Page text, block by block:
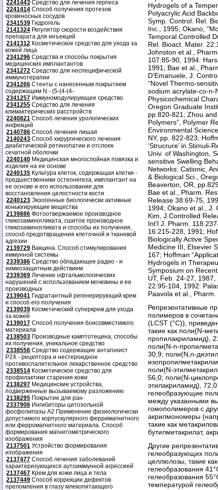
2241443 Средство для лечения герпеса
2241414 Способ получения протезов
кровеносных сосудов
2341539 Гидрогель
2141324 Регулятор скорости воздействия
препарата для инъекций
2141312 Косметическое средство для ухода за
кожей лица
2341296 Средства и способы покрытия
медицинских имплантантов
2341272 Средство для неспецифической
иммунотерапии
2341266 Стенты с нанесенным покрытием
содержащим N - (5-(4-(4-
2341257 Иммуномодулирующее средство
2341255 Средство для лечения
климактерических расстройств
2240821 Способ лечения урологических
инфекций
2140786 Способ лечения лишая
2140243 Способ хирургического лечения
диабетической ретинопатии и отслоек
сечатной оболочки
2240140 Медицинская многослойная повязка и
изделия на ее основе
2240135 Культура клеток, содержащая клетки -
предшественники остеонегеза, имплантант на
ее основе и его использование для
восстановления целостности кости
2240123 Экзогенные биологически активные
коньюгирующие вещества
2139886 Фотоотвержаемое производное
гликозаминогликата, сшитое производное
гликозаминогликата и способы их получения,
способ предотвращения клеточной и тканевой
адгезии
2139729 Вакцина. Способ стимулирования
иммунной системы
2339386 Средство обладающее радио - и
химиозащитным действием
2339369 Лечение офтальмологических
нарушений с использованием мочевины и ее
производных
2139041 Гидратантный регенерирующий крем
и способ его получения
2139039 Косметический суперкрем для ухода
за кожей
2139017 Способ получения боисовместимого
материала
2138503 Производные камптотецина, способы
их получения, уникальное средство
2338556 Средство содержащие антагонист
Р2Х - рецептора и нестероидное
противоспалительное лекарственное средство
2338514 Косметическое средство для
профилактики старения кожи
2138297 Медицинские устройства,
подверженные вызываемому разложению
2138295 Покрытие для ран
2337906 Ингибиторы цитозольной
фосфолипазы А2 Применение физиологически
допустимого корпускулярного ферримагнитного
или ферромагнитного материала. Способ
формирования магнитометрического
изображения
2137501 Устройство формирования
изображения
2137477 Способ лечения заболеваний
характеризующихся аутоиммунной агрессией
2137467 Крем для кожи лица и тела
2137449 Способ коррекции дефектов
преломления в глазу млекопитающего
Hydrogels of a
Polyacrylic Acid
Symp. Control. Rel.
Inc., 1995; Okano,
Temporal Controlled
Rel. Bioact. Mater.
Johnston et al.,
107:85-90, 1994:
1991; Bae et al.,
D’Emanuele, J.
“Novel Thermo-
sodium acrylate-co-n-
Physicochemical
Oregon Graduate
pp.820-821; Zhou
Polymers”, Polymer
Environmental
NY, pp. 822-823;
‘Strucrure’ in Stimuli-
Univ. of Washington,
sensitive Swelling
Networks: Cationic,
& Biological Sci.,
Beaverton, OR,
Bae et al., Pharm.
Release 38:69-75,
1994; Okano et al., J.
Kim, J.Controlled
Int’l J. Pharm.
16:215-228, 1991;
Biologically Active
Medicine III, Elsevier
167; Hoffman
Hydrogels in
Symposium on
UT, Feb. 24-27,
22:95-104, 1992:
Paavola et al.,
Репрезентативные
полимеров в
(LCST (°С)),
такие как поли(N-
пропилакриламид),
поли(N-n-
30,9; поли(N,n-
поли(N-
56,0; поли(N-
этилакриламид),
гелеобразующие
между указанными
гомополимеров с
акрилмономеры
такие как
бутилметакрилат,
Другие
гелеобразующих
целлюлозы, такие
гелеобразования
гелеобразования
температурой